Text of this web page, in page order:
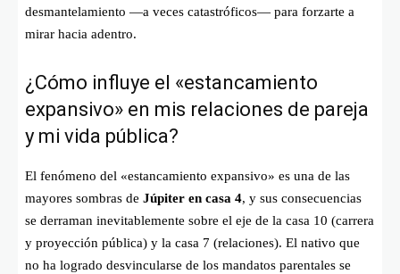
desmantelamiento —a veces catastróficos— para forzarte a
mirar hacia adentro.
¿Cómo influye el «estancamiento
expansivo» en mis relaciones de pareja
y mi vida pública?
El fenómeno del «estancamiento expansivo» es una de las
mayores sombras de Júpiter en casa 4, y sus consecuencias
se derraman inevitablemente sobre el eje de la casa 10 (carrera
y proyección pública) y la casa 7 (relaciones). El nativo que
no ha logrado desvincularse de los mandatos parentales se